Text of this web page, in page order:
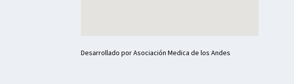
Desarrollado por Asociación Medica de los Andes